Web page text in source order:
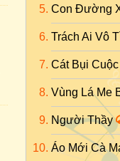
Con Đường
Trách Ai Vô
Cát Bụi
Vùng Lá Me
Người Thầy
Áo Mới Cà